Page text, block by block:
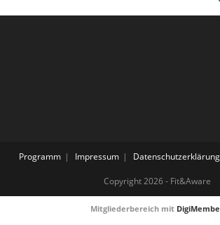
Programm Impressum Datenschutzerklärung
Copyright 2026 - Fit&Aware
Mitgliederbereich mit